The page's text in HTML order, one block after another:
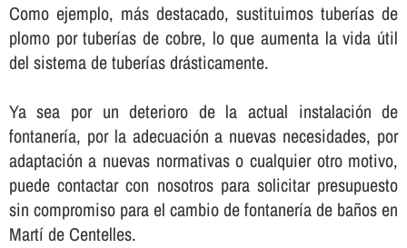
Como ejemplo, más destacado, sustituimos tuberí­as de
plomo por tuberí­as de cobre, lo que aumenta la vida útil
del sistema de tuberí­as drásticamente.
Ya sea por un deterioro de la actual instalación de
fontanerí­a, por la adecuación a nuevas necesidades, por
adaptación a nuevas normativas o cualquier otro motivo,
puede contactar con nosotros para solicitar presupuesto
sin compromiso para el cambio de fontanerí­a de baños en
Martí de Centelles.